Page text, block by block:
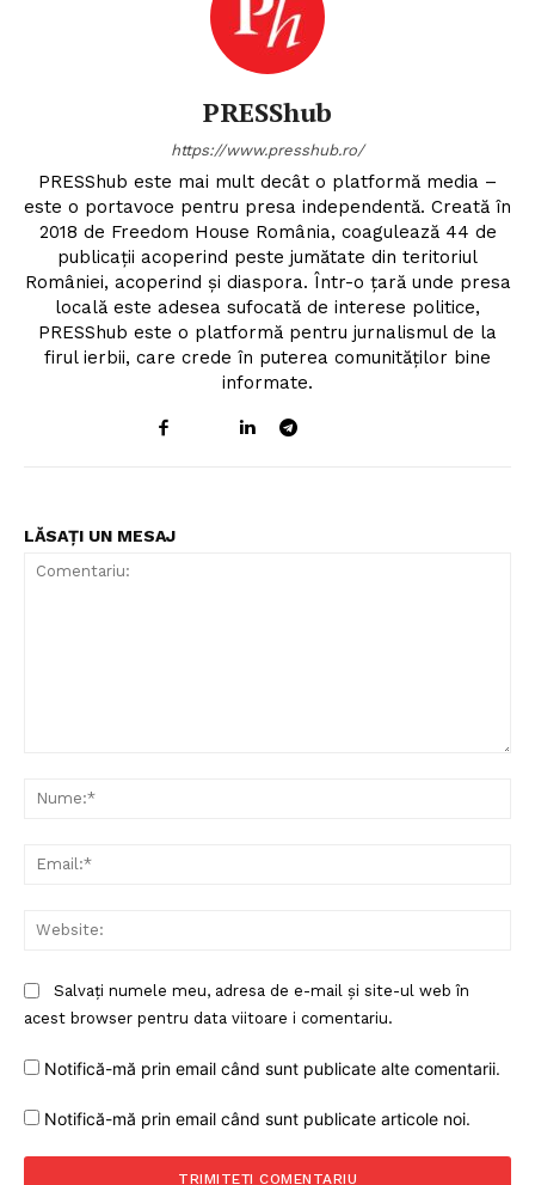
PRESShub
https://www.presshub.ro/
PRESShub este mai mult decât o platformă media –
este o portavoce pentru presa independentă. Creată în
2018 de Freedom House România, coagulează 44 de
publicații acoperind peste jumătate din teritoriul
României, acoperind și diaspora. Într-o țară unde presa
locală este adesea sufocată de interese politice,
PRESShub este o platformă pentru jurnalismul de la
firul ierbii, care crede în puterea comunităților bine
informate.
LĂSAȚI UN MESAJ
Salvați numele meu, adresa de e-mail și site-ul web în
acest browser pentru data viitoare i comentariu.
Notifică-mă prin email când sunt publicate alte comentarii.
Notifică-mă prin email când sunt publicate articole noi.